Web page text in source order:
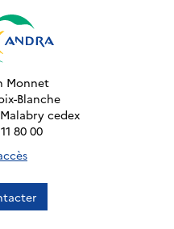
Monnet
Blanche
cedex
80 00